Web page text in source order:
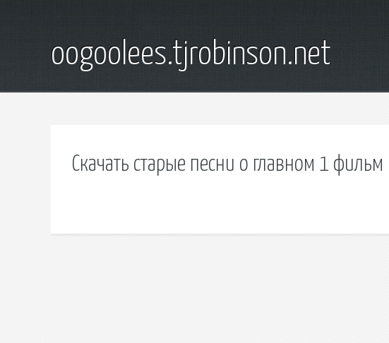
oogoolees.tjrobinson.net
Скачать старые песни о главном 1 фильм